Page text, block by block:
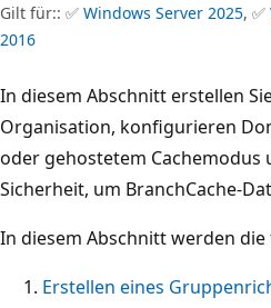
Gilt für:: ✅ Windows Server 2025, ✅
2016
In diesem Abschnitt erstellen
Organisation, konfigurieren
oder gehostetem
Sicherheit, um BranchCache-
In diesem Abschnitt werden
Erstellen eines